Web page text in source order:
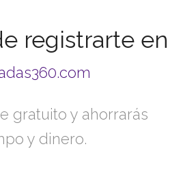
registrarte en
gratuito y ahorrarás
y dinero.